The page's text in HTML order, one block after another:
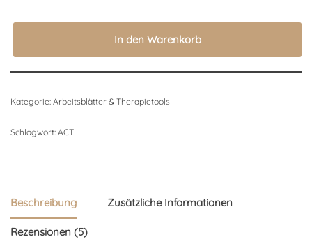
In den Warenkorb
Kategorie: Arbeitsblätter & Therapietools
Schlagwort: ACT
Beschreibung Zusätzliche Informationen
Rezensionen (5)